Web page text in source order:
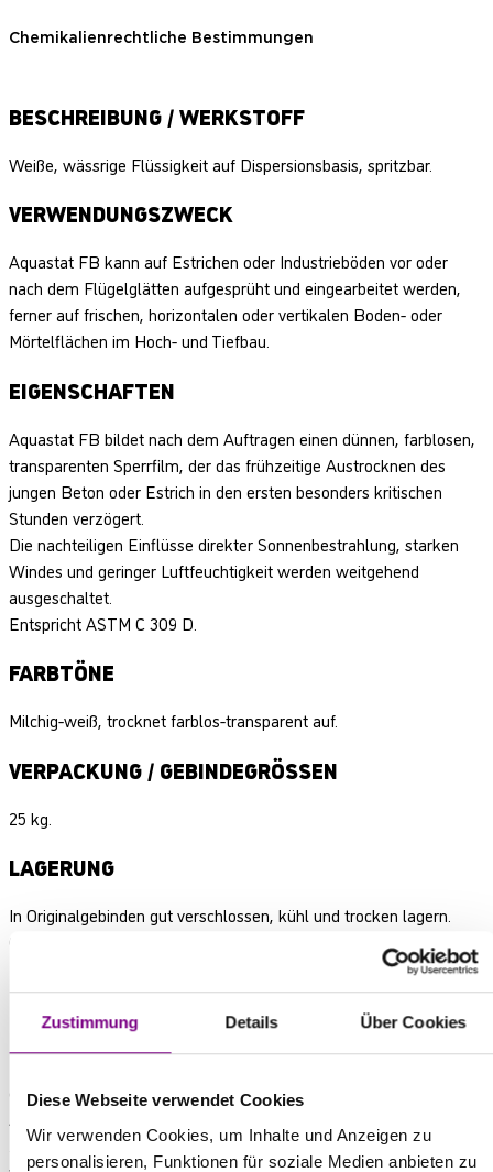
Zustimmung Details Über Cookies
Diese Webseite verwendet Cookies
Wir verwenden Cookies, um Inhalte und Anzeigen zu
personalisieren, Funktionen für soziale Medien anbieten zu
Chemikalienrechtliche Bestimmungen
BESCHREIBUNG / WERKSTOFF
Weiße, wässrige Flüssigkeit auf Dispersionsbasis, spritzbar.
VERWENDUNGSZWECK
Aquastat FB kann auf Estrichen oder Industrieböden vor oder
nach dem Flügelglätten aufgesprüht und eingearbeitet werden,
ferner auf frischen, horizontalen oder vertikalen Boden- oder
Mörtelflächen im Hoch- und Tiefbau.
EIGENSCHAFTEN
Aquastat FB bildet nach dem Auftragen einen dünnen, farblosen,
transparenten Sperrfilm, der das frühzeitige Austrocknen des
jungen Beton oder Estrich in den ersten besonders kritischen
Stunden verzögert.
Die nachteiligen Einflüsse direkter Sonnenbestrahlung, starken
Windes und geringer Luftfeuchtigkeit werden weitgehend
ausgeschaltet.
Entspricht ASTM C 309 D.
FARBTÖNE
Milchig-weiß, trocknet farblos-transparent auf.
VERPACKUNG / GEBINDEGRÖSSEN
25 kg.
LAGERUNG
In Originalgebinden gut verschlossen, kühl und trocken lagern.
Ca. 18 Monate lagerfähig.
QUALITÄTSSICHERUNG
Hochwertige Produkte bedürfen einer strengen Kontrolle von
diese Qualität von Eingang bis Ausgang der Ware sicher.
AvenariusAgro produziert nach dem TÜV-geprüften und
zertifizierten Qualitätsmanagementsystem ISO 9001-2015 und